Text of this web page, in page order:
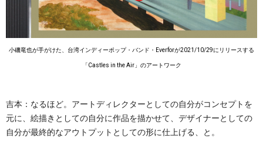
小磯竜也が手がけた、台湾インディーポップ・バンド・Everforが2021/10/29にリリースする
「Castles in the Air」のアートワーク
吉本：なるほど。アートディレクターとしての自分がコンセプトを
元に、絵描きとしての自分に作品を描かせて、デザイナーとしての
自分が最終的なアウトプットとしての形に仕上げる、と。